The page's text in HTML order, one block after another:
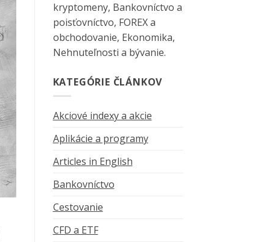
kryptomeny, Bankovníctvo a
poisťovníctvo, FOREX a
obchodovanie, Ekonomika,
Nehnuteľnosti a bývanie.
KATEGÓRIE ČLÁNKOV
Akciové indexy a akcie
Aplikácie a programy
Articles in English
Bankovníctvo
Cestovanie
CFD a ETF